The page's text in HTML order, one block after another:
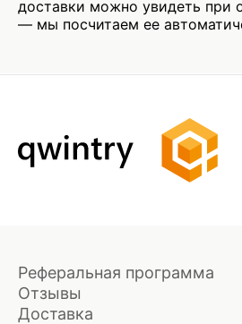
доставки можно увидеть при
— мы посчитаем ее
Реферальная программа
Отзывы
Доставка